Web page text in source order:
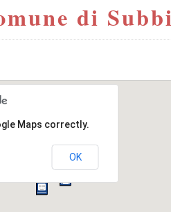
di
Maps correctly.
OK